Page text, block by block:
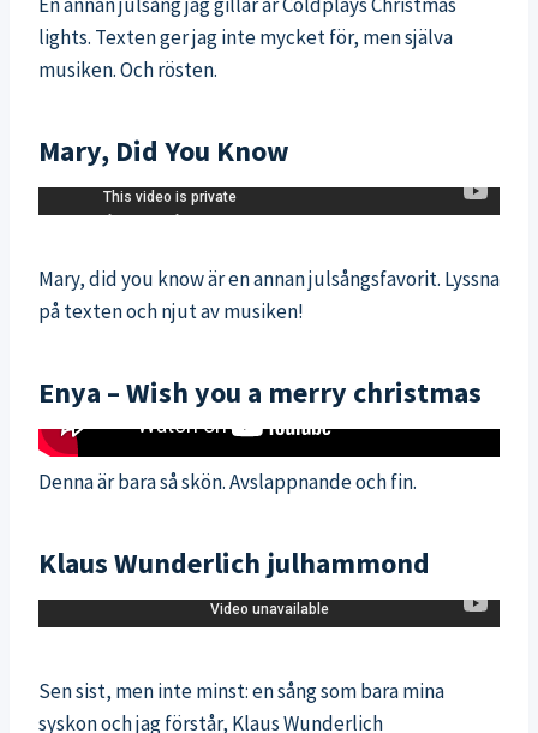
lights. Texten ger jag inte mycket för, men själva
musiken. Och rösten.
Mary, Did You Know
Mary, did you know är en annan julsångsfavorit. Lyssna
på texten och njut av musiken!
Enya – Wish you a merry christmas
Denna är bara så skön. Avslappnande och fin.
Klaus Wunderlich julhammond
Sen sist, men inte minst: en sång som bara mina
syskon och jag förstår, Klaus Wunderlich